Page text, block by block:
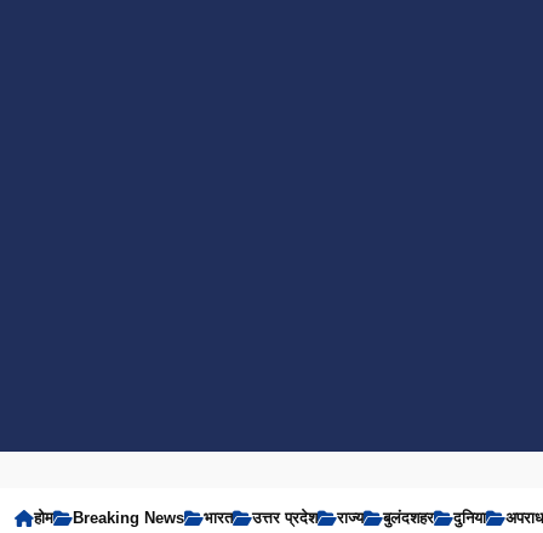
होम Breaking News भारत उत्तर प्रदेश राज्य बुलंदशहर दुनिया अपराध